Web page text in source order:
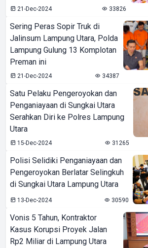
21-Dec-2024 33826
Sering Peras Sopir Truk di
Jalinsum Lampung Utara, Polda
Lampung Gulung 13 Komplotan
Preman ini
21-Dec-2024 34387
Satu Pelaku Pengeroyokan dan
Penganiayaan di Sungkai Utara
Serahkan Diri ke Polres Lampung
Utara
15-Dec-2024 31265
Polisi Selidiki Penganiayaan dan
Pengeroyokan Berlatar Selingkuh
di Sungkai Utara Lampung Utara
13-Dec-2024 30590
Vonis 5 Tahun, Kontraktor
Kasus Korupsi Proyek Jalan
Rp2 Miliar di Lampung Utara